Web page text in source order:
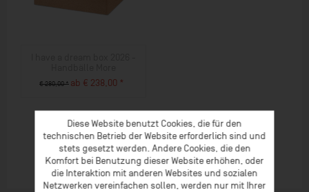
€ 280,00 * ab € 238,00 *
Diese Website benutzt Cookies, die für den
technischen Betrieb der Website erforderlich sind und
stets gesetzt werden. Andere Cookies, die den
Komfort bei Benutzung dieser Website erhöhen, oder
die Interaktion mit anderen Websites und sozialen
Netzwerken vereinfachen sollen, werden nur mit Ihrer